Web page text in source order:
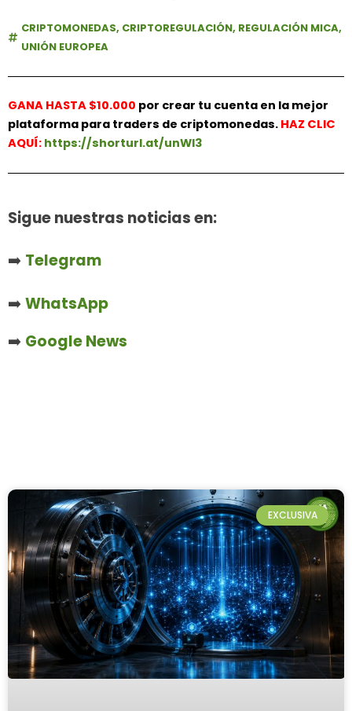
CRIPTOMONEDAS, CRIPTOREGULACIÓN, REGULACIÓN MICA,
UNIÓN EUROPEA
GANA HASTA $10.000 por crear tu cuenta en la mejor
plataforma para traders de criptomonedas. HAZ CLIC
AQUÍ: https://shorturl.at/unWl3
Sigue nuestras noticias en:
➡️ Telegram
➡️WhatsApp
➡️ Google News
EXCLUSIVA